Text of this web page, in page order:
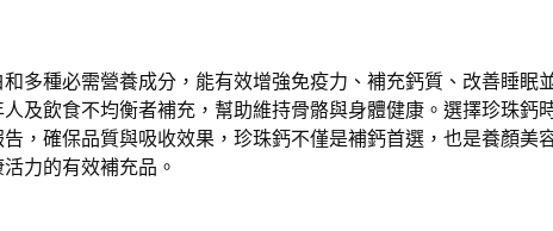
多種必需營養成分，能有效增強免疫力、補充鈣質、改善睡眠
及飲食不均衡者補充，幫助維持骨骼與身體健康。選擇珍珠鈣
，確保品質與吸收效果，珍珠鈣不僅是補鈣首選，也是養顏美
力的有效補充品。